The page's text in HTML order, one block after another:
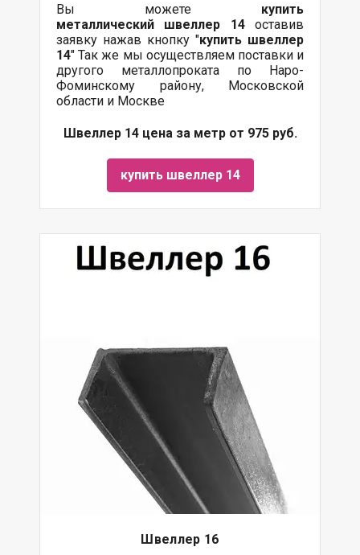
Вы можете купить
металлический швеллер 14оставив
заявку нажав кнопку "купить швеллер
14" Так же мы осуществляем поставки и
другого металлопроката по Наро-
Фоминскому району, Московской
области и Москве
Швеллер 14 цена за метр от 975 руб.
купить швеллер 14
Швеллер 16